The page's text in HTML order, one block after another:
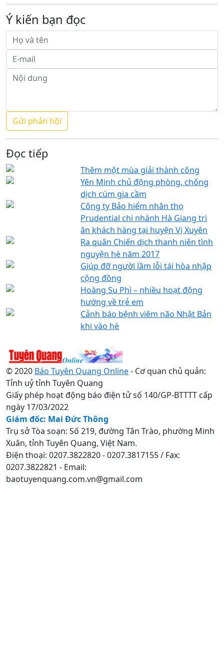
Ý kiến bạn đọc
Đọc tiếp
Thêm một mùa giải thành công
Yên Minh chủ động phòng, chống
dịch cúm gia cầm
Công ty Bảo hiểm nhân thọ
Prudential chi nhánh Hà Giang tri
ân khách hàng tại huyện Vị Xuyên
Ra quân Chiến dịch thanh niên tình
nguyện hè năm 2017
Giúp đỡ người lầm lỗi tái hòa nhập
cộng đồng
Hoàng Su Phì – nhiều hoạt động
hướng về trẻ em
Cảnh báo bệnh viêm não Nhật Bản
khi vào hè
© 2020 Báo Tuyên Quang Online- Cơ quan chủ quản:
Tỉnh uỷ tỉnh Tuyên Quang
Giấy phép hoạt động báo điện tử số 140/GP-BTTTT cấp
ngày 17/03/2022
Giám đốc: Mai Đức Thông
Trụ sở Tòa soạn: Số 219, đường Tân Trào, phường Minh
Xuân, tỉnh Tuyên Quang, Việt Nam.
Điện thoại: 0207.3822820 - 0207.3817155 / Fax:
0207.3822821 - Email:
baotuyenquang.com.vn@gmail.com